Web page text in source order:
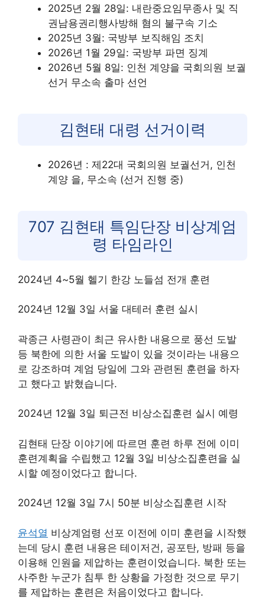
2025년 2월 28일: 내란중요임무종사 및 직
권남용권리행사방해 혐의 불구속 기소
2025년 3월: 국방부 보직해임 조치
2026년 1월 29일: 국방부 파면 징계
2026년 5월 8일: 인천 계양을 국회의원 보궐
선거 무소속 출마 선언
김현태 대령 선거이력
2026년 : 제22대 국회의원 보궐선거, 인천
계양 을, 무소속 (선거 진행 중)
707 김현태 특임단장 비상계엄
령 타임라인
2024년 4~5월 헬기 한강 노들섬 전개 훈련
2024년 12월 3일 서울 대테러 훈련 실시
곽종근 사령관이 최근 유사한 내용으로 풍선 도발
등 북한에 의한 서울 도발이 있을 것이라는 내용으
로 강조하며 계엄 당일에 그와 관련된 훈련을 하자
고 했다고 밝혔습니다.
2024년 12월 3일 퇴근전 비상소집훈련 실시 예령
김현태 단장 이야기에 따르면 훈련 하루 전에 이미
훈련계획을 수립했고 12월 3일 비상소집훈련을 실
시할 예정이었다고 합니다.
2024년 12월 3일 7시 50분 비상소집훈련 시작
윤석열 비상계엄령 선포 이전에 이미 훈련을 시작했
는데 당시 훈련 내용은 테이저건, 공포탄, 방패 등을
이용해 인원을 제압하는 훈련이었습니다. 북한 또는
사주한 누군가 침투 한 상황을 가정한 것으로 무기
를 제압하는 훈련은 처음이었다고 합니다.